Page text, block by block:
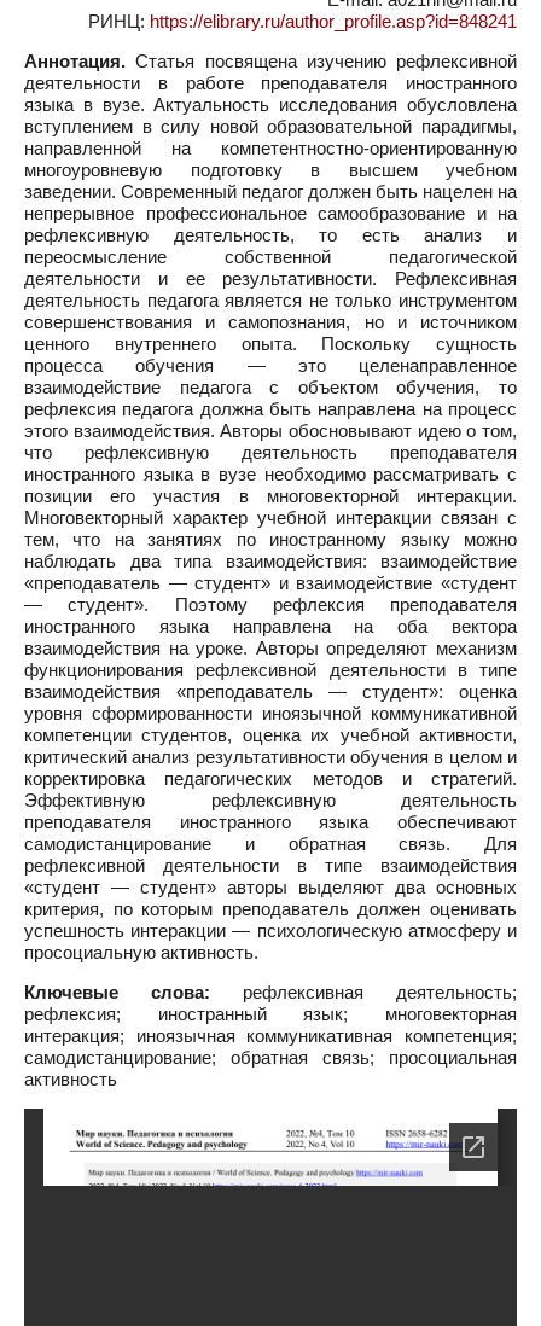
РИНЦ: https://elibrary.ru/author_profile.asp?id=848241
Аннотация. Статья посвящена изучению рефлексивной
деятельности в работе преподавателя иностранного
языка в вузе. Актуальность исследования обусловлена
вступлением в силу новой образовательной парадигмы,
направленной на компетентностно-ориентированную
многоуровневую подготовку в высшем учебном
заведении. Современный педагог должен быть нацелен на
непрерывное профессиональное самообразование и на
рефлексивную деятельность, то есть анализ и
переосмысление собственной педагогической
деятельности и ее результативности. Рефлексивная
деятельность педагога является не только инструментом
совершенствования и самопознания, но и источником
ценного внутреннего опыта. Поскольку сущность
процесса обучения — это целенаправленное
взаимодействие педагога с объектом обучения, то
рефлексия педагога должна быть направлена на процесс
этого взаимодействия. Авторы обосновывают идею о том,
что рефлексивную деятельность преподавателя
иностранного языка в вузе необходимо рассматривать с
позиции его участия в многовекторной интеракции.
Многовекторный характер учебной интеракции связан с
тем, что на занятиях по иностранному языку можно
наблюдать два типа взаимодействия: взаимодействие
«преподаватель — студент» и взаимодействие «студент
— студент». Поэтому рефлексия преподавателя
иностранного языка направлена на оба вектора
взаимодействия на уроке. Авторы определяют механизм
функционирования рефлексивной деятельности в типе
взаимодействия «преподаватель — студент»: оценка
уровня сформированности иноязычной коммуникативной
компетенции студентов, оценка их учебной активности,
критический анализ результативности обучения в целом и
корректировка педагогических методов и стратегий.
Эффективную рефлексивную деятельность
преподавателя иностранного языка обеспечивают
самодистанцирование и обратная связь. Для
рефлексивной деятельности в типе взаимодействия
«студент — студент» авторы выделяют два основных
критерия, по которым преподаватель должен оценивать
успешность интеракции — психологическую атмосферу и
просоциальную активность.
Ключевые слова: рефлексивная деятельность;
рефлексия; иностранный язык; многовекторная
интеракция; иноязычная коммуникативная компетенция;
самодистанцирование; обратная связь; просоциальная
активность